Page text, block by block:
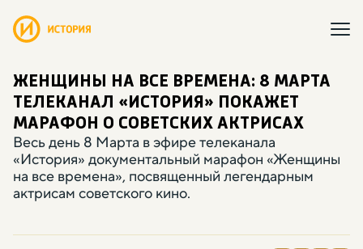
ЖЕНЩИНЫ НА ВСЕ ВРЕМЕНА: 8 МАРТА
ТЕЛЕКАНАЛ « ИСТОРИЯ» ПОКАЖЕТ
МАРАФОН О СОВЕТСКИХ АКТРИСАХ
Весь день 8 Марта в эфире телеканала
«История» документальный марафон «Женщины
на все времена», посвященный легендарным
актрисам советского кино.